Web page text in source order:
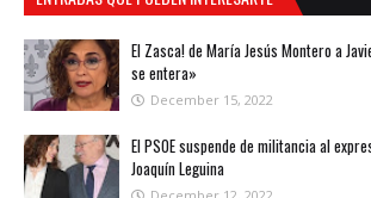
El Zasca! de María Jesús Montero a
se entera»
December 15, 2022
El PSOE suspende de militancia al
Joaquín Leguina